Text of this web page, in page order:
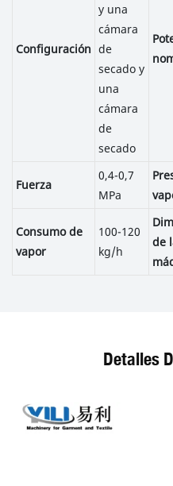
Configuración
y una
cámara
de
secado y
una
cámara
de
secado
Fuerza
0,4-0,7
MPa
Consumo de
vapor
100-120
kg/h
de
Detalles